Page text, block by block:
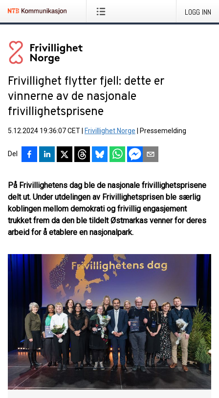
LOGG INN
Frivillighet flytter fjell: dette er
vinnerne av de nasjonale
frivillighetsprisene
5.12.2024 19:36:07 CET Frivillighet Norge Pressemelding
Del
På Frivillighetens dag ble de nasjonale frivillighetsprisene
delt ut. Under utdelingen av Frivillighetsprisen ble særlig
koblingen mellom demokrati og frivillig engasjement
trukket frem da den ble tildelt Østmarkas venner for deres
arbeid for å etablere en nasjonalpark.